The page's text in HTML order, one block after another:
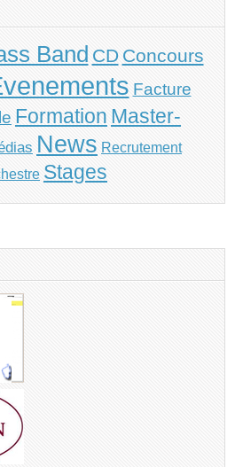
Band CD Concours
Facture
Formation Master-
News Recrutement
Stages